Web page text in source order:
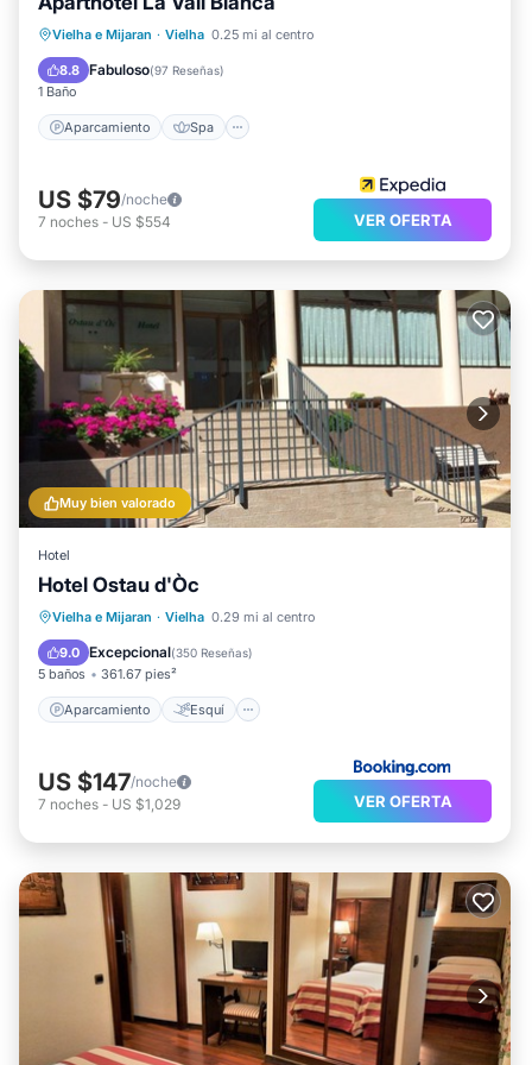
Vielha e Mijaran · Vielha 0.25 mi al centro
8.8 Fabuloso(97 Reseñas)
1 Baño
Aparcamiento Spa
Aparcamiento Spa
Balcón/Terraza
US $79/noche
7 noches - US $554 VER OFERTA
Muy bien valorado
Hotel
Hotel Ostau d'Òc
Vielha e Mijaran · Vielha 0.29 mi al centro
9.0 Excepcional(350 Reseñas)
5 baños 361.67 pies²
Aparcamiento Esquí
Aparcamiento
Esquí
Balcón/Terraza
US $147/noche
7 noches - US $1,029 VER OFERTA